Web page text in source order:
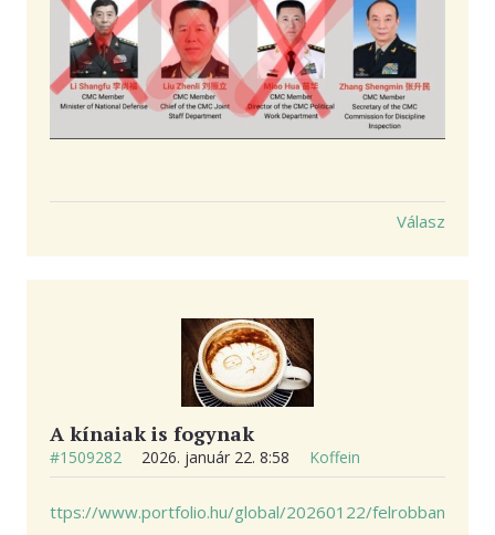
Válasz
A kínaiak is fogynak
#1509282 2026. január 22. 8:58 Koffein
ttps://www.portfolio.hu/global/20260122/felrobban